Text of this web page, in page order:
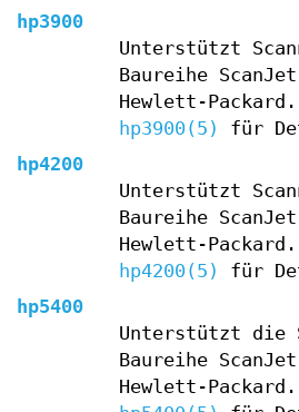
hp3900
Unterstützt
Baureihe
Hewlett-
hp3900(5)
für
hp4200
Unterstützt
Baureihe
Hewlett-
hp4200(5)
für
hp5400
Unterstützt die
Baureihe ScanJet
Hewlett-